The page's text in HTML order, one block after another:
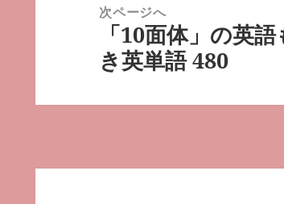
次ページへ
次
の
稿:
「10面体」の英
き英単語 480